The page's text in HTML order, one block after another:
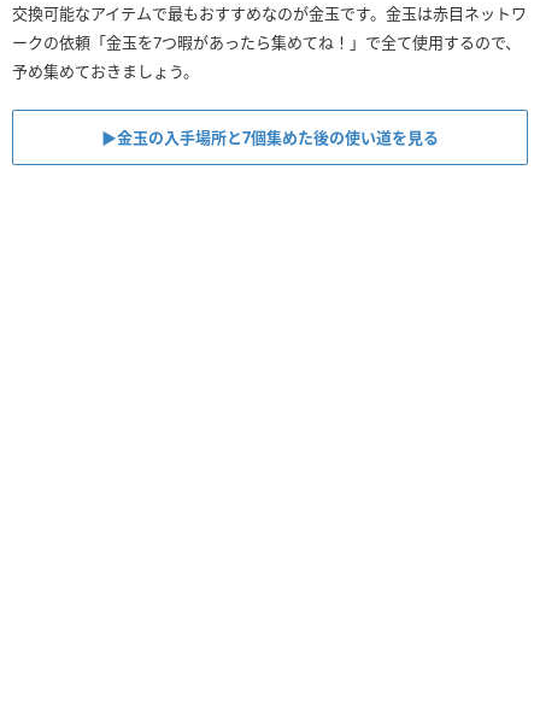
交換可能なアイテムで最もおすすめなのが金玉です。金玉は赤目ネットワ
ークの依頼「金玉を7つ暇があったら集めてね！」で全て使用するので、
予め集めておきましょう。
▶︎金玉の入手場所と7個集めた後の使い道を見る